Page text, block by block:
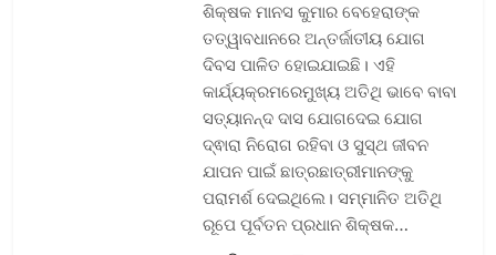
ଶିକ୍ଷକ ମାନସ କୁମାର ବେହେରାଙ୍କ
ତତ୍ୱାବଧାନରେ ଅନ୍ତର୍ଜାତୀୟ ଯୋଗ
ଦିବସ ପାଳିତ ହୋଇଯାଇଛି। ଏହି
କାର୍ଯ୍ୟକ୍ରମରେମୁଖ୍ୟ ଅତିଥି ଭାବେ ବାବା
ସତ୍ୟାନନ୍ଦ ଦାସ ଯୋଗଦେଇ ଯୋଗ
ଦ୍ଵାରା ନିରୋଗ ରହିବା ଓ ସୁସ୍ଥ ଜୀବନ
ଯାପନ ପାଇଁ ଛାତ୍ରଛାତ୍ରୀମାନଙ୍କୁ
ପରାମର୍ଶ ଦେଇଥିଲେ। ସମ୍ମାନିତ ଅତିଥି
ରୂପେ ପୂର୍ବତନ ପ୍ରଧାନ ଶିକ୍ଷକ…